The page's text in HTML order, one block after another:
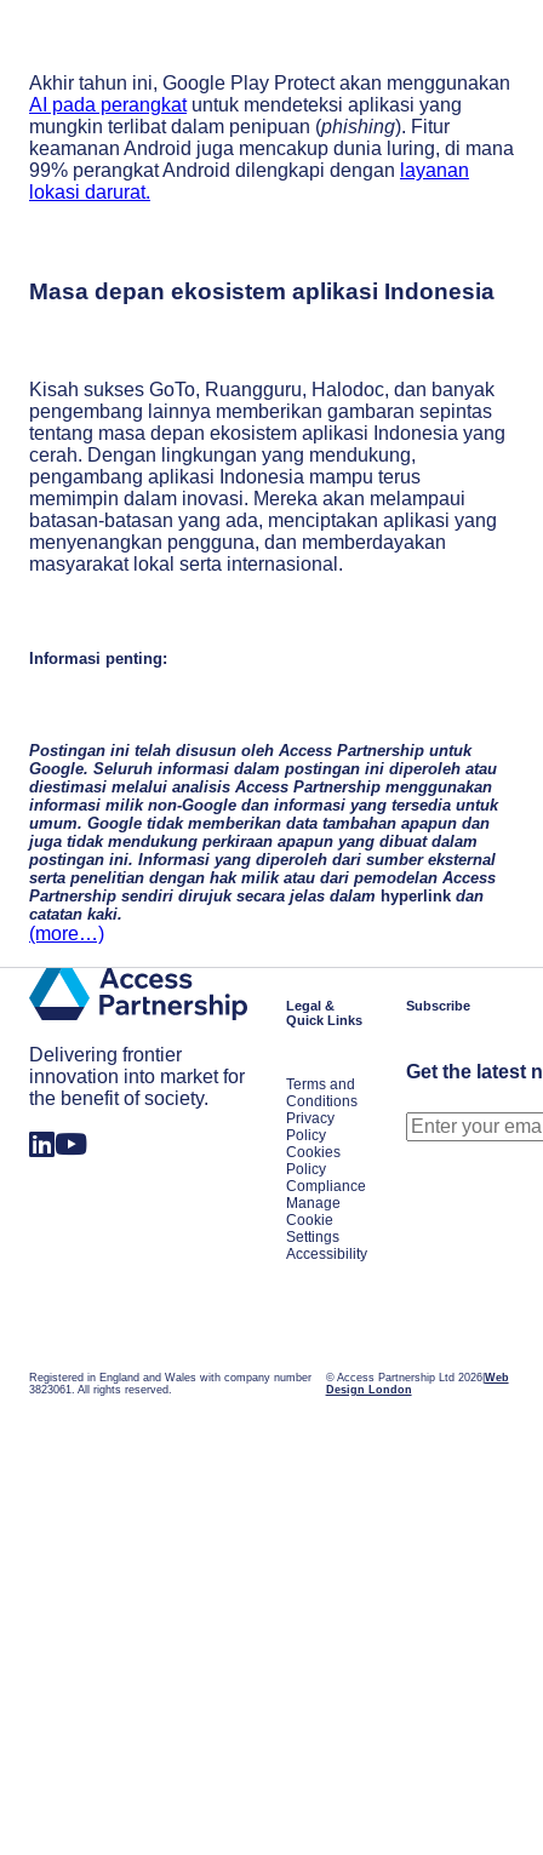
Akhir tahun ini, Google Play Protect akan menggunakan
AI pada perangkatuntuk mendeteksi aplikasi yang
mungkin terlibat dalam penipuan (phishing). Fitur
keamanan Android juga mencakup dunia luring, di mana
99% perangkat Android dilengkapi dengan layanan
lokasi darurat.
Masa depan ekosistem aplikasi Indonesia
Kisah sukses GoTo, Ruangguru, Halodoc, dan banyak
pengembang lainnya memberikan gambaran sepintas
tentang masa depan ekosistem aplikasi Indonesia yang
cerah. Dengan lingkungan yang mendukung,
pengambang aplikasi Indonesia mampu terus
memimpin dalam inovasi. Mereka akan melampaui
batasan-batasan yang ada, menciptakan aplikasi yang
menyenangkan pengguna, dan memberdayakan
masyarakat lokal serta internasional.
Informasi penting:
Postingan ini telah disusun oleh Access Partnership untuk
Google. Seluruh informasi dalam postingan ini diperoleh atau
diestimasi melalui analisis Access Partnership menggunakan
informasi milik non-Google dan informasi yang tersedia untuk
umum. Google tidak memberikan data tambahan apapun dan
juga tidak mendukung perkiraan apapun yang dibuat dalam
postingan ini. Informasi yang diperoleh dari sumber eksternal
serta penelitian dengan hak milik atau dari pemodelan Access
Partnership sendiri dirujuk secara jelas dalam hyperlink dan
catatan kaki.
(more…)
Delivering frontier
innovation into market for
the benefit of society.
Legal &
Quick Links
Terms and
Conditions
Privacy
Policy
Cookies
Policy
Compliance
Manage
Cookie
Settings
Accessibility
Subscribe
Get the latest
Registered in England and Wales with company number
3823061. All rights reserved.
© Access Partnership Ltd 2026 Web
Design London